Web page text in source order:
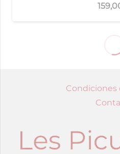
Condiciones